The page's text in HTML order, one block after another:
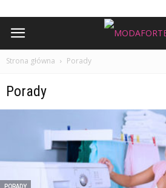
Strona główna Porady
Porady
PORADY